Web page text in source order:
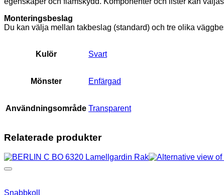
Monteringsbeslag
Du kan välja mellan takbeslag (standard) och tre olika
Kulör Svart
Mönster Enfärgad
Användningsområde Transparent
Relaterade produkter
Snabbkoll